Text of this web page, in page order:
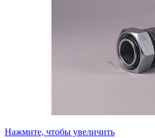
Нажмите, чтобы увеличить